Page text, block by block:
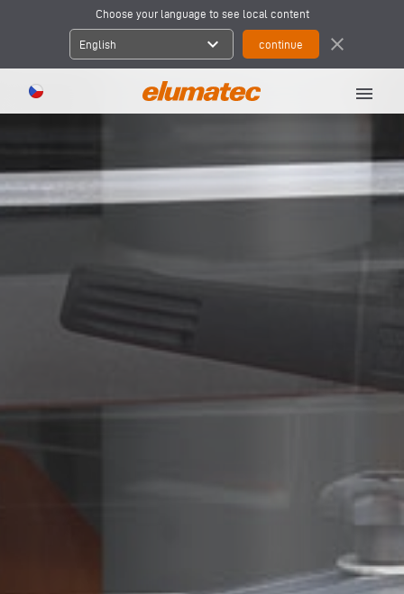
Choose your language to see local content
English expand_more close
menu